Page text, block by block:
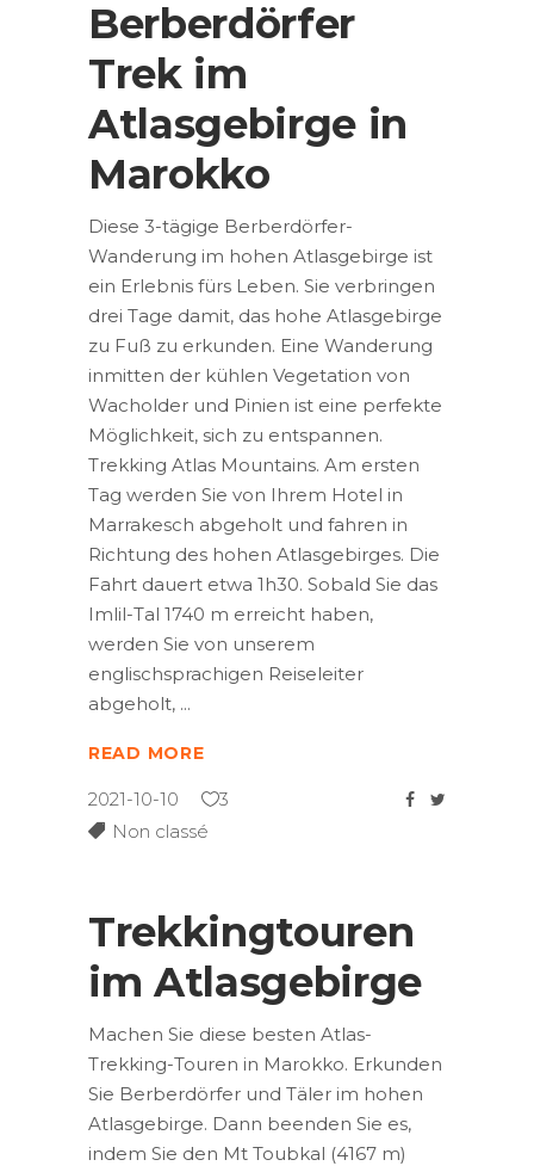
Berberdörfer
Trek im
Atlasgebirge in
Marokko
Diese 3-tägige Berberdörfer-
Wanderung im hohen Atlasgebirge ist
ein Erlebnis fürs Leben. Sie verbringen
drei Tage damit, das hohe Atlasgebirge
zu Fuß zu erkunden. Eine Wanderung
inmitten der kühlen Vegetation von
Wacholder und Pinien ist eine perfekte
Möglichkeit, sich zu entspannen.
Trekking Atlas Mountains. Am ersten
Tag werden Sie von Ihrem Hotel in
Marrakesch abgeholt und fahren in
Richtung des hohen Atlasgebirges. Die
Fahrt dauert etwa 1h30. Sobald Sie das
Imlil-Tal 1740 m erreicht haben,
werden Sie von unserem
englischsprachigen Reiseleiter
abgeholt,
READ MORE
2021-10-10
3
Non classé
Trekkingtouren
im Atlasgebirge
Machen Sie diese besten Atlas-
Trekking-Touren in Marokko. Erkunden
Sie Berberdörfer und Täler im hohen
Atlasgebirge. Dann beenden Sie es,
indem Sie den Mt Toubkal (4167 m)